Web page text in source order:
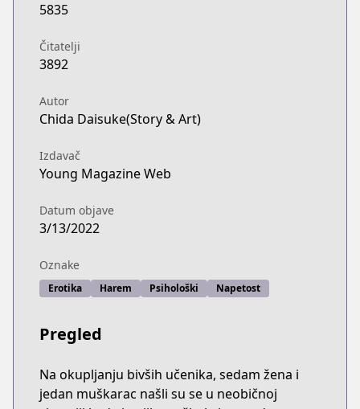
5835
Čitatelji
3892
Autor
Chida Daisuke(Story & Art)
Izdavač
Young Magazine Web
Datum objave
3/13/2022
Oznake
Erotika Harem Psihološki Napetost
Pregled
Na okupljanju bivših učenika, sedam žena i
jedan muškarac našli su se u neobičnoj